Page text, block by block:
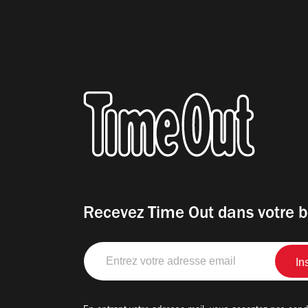
Recevez Time Out dans votre
Entrez
votre
adresse